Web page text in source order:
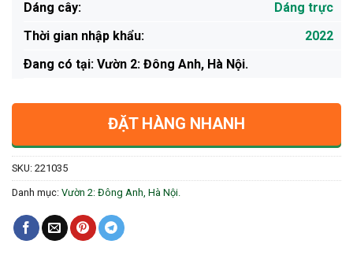
Dáng cây:
Dáng trực
Thời gian nhập khẩu:
2022
Ðang có tại: Vườn 2: Đông Anh, Hà Nội.
ĐẶT HÀNG NHANH
SKU: 221035
Danh mục: Vườn 2: Đông Anh, Hà Nội.